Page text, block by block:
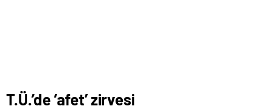
T.Ü.’de ‘afet’ zirvesi